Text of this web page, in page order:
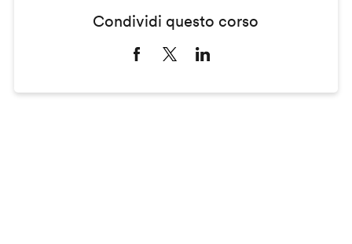
Condividi questo corso